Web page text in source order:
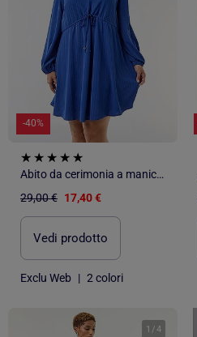
-40%
Abito da cerimonia a maniche lunghe
29,00 € 17,40 €
Vedi prodotto
Exclu Web | 2 colori
1 /4